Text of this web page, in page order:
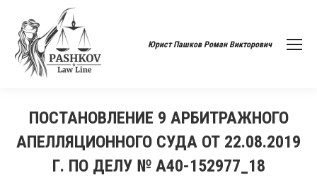
Юрист Пашков Роман Викторович
ПОСТАНОВЛЕНИЕ 9 АРБИТРАЖНОГО
АПЕЛЛЯЦИОННОГО СУДА ОТ 22.08.2019
Г. ПО ДЕЛУ № А40-152977_18